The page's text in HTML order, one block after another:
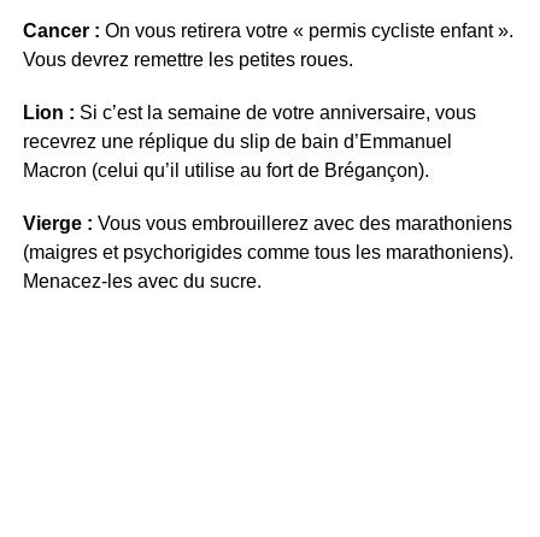
Cancer : On vous retirera votre « permis cycliste enfant ».
Vous devrez remettre les petites roues.
Lion : Si c’est la semaine de votre anniversaire, vous
recevrez une réplique du slip de bain d’Emmanuel
Macron (celui qu’il utilise au fort de Brégançon).
Vierge : Vous vous embrouillerez avec des marathoniens
(maigres et psychorigides comme tous les marathoniens).
Menacez-les avec du sucre.